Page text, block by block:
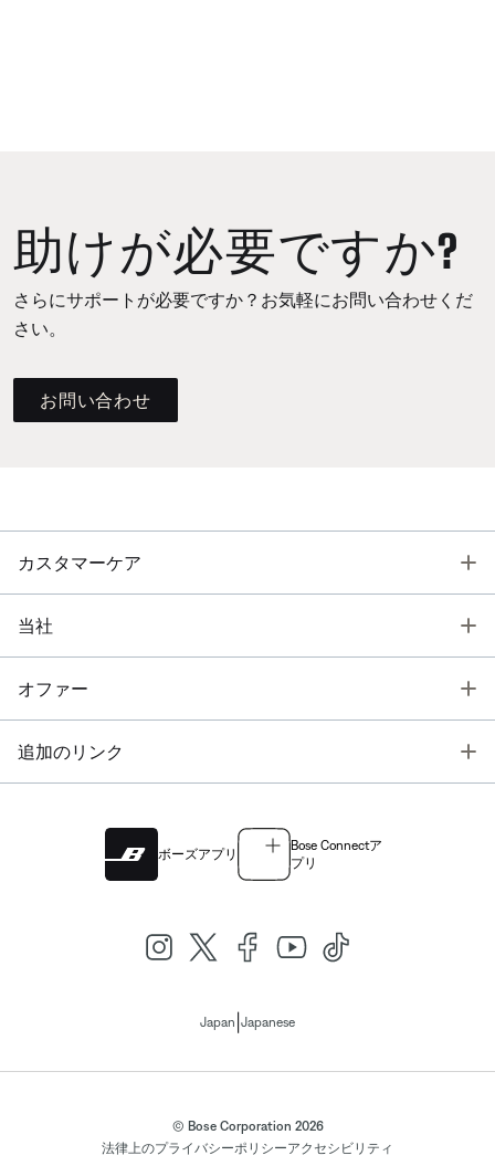
助けが必要ですか?
さらにサポートが必要ですか？お気軽にお問い合わせくだ
さい。
お問い合わせ
カスタマーケア
当社
オファー
追加のリンク
ボーズアプリ
Bose Connectア
プリ
Japan Japanese
© Bose Corporation 2026
法律上のプライバシーポリシーアクセシビリティ